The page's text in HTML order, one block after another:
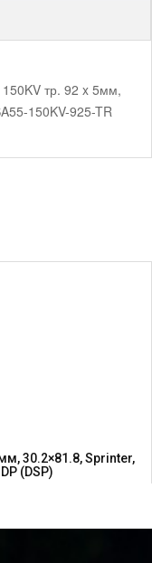
тр. 92 x 5мм,
150KV-925-TR
30.2×81.8, Sprinter,
(DSP)